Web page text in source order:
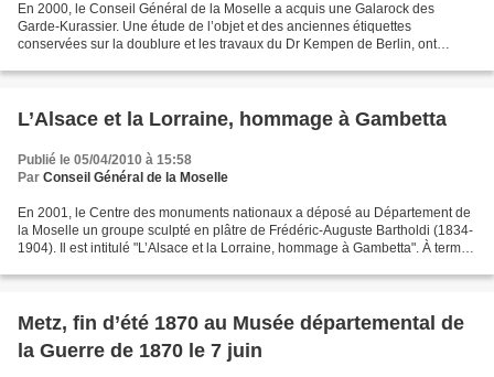
En 2000, le Conseil Général de la Moselle a acquis une Galarock des
Garde-Kurassier. Une étude de l’objet et des anciennes étiquettes
conservées sur la doublure et les travaux du Dr Kempen de Berlin, ont
L’Alsace et la Lorraine, hommage à Gambetta
Publié le 05/04/2010 à 15:58
Par Conseil Général de la Moselle
En 2001, le Centre des monuments nationaux a déposé au Département de
la Moselle un groupe sculpté en plâtre de Frédéric-Auguste Bartholdi (1834-
1904). Il est intitulé "L’Alsace et la Lorraine, hommage à Gambetta". À terme,
Metz, fin d’été 1870 au Musée départemental de
la Guerre de 1870 le 7 juin